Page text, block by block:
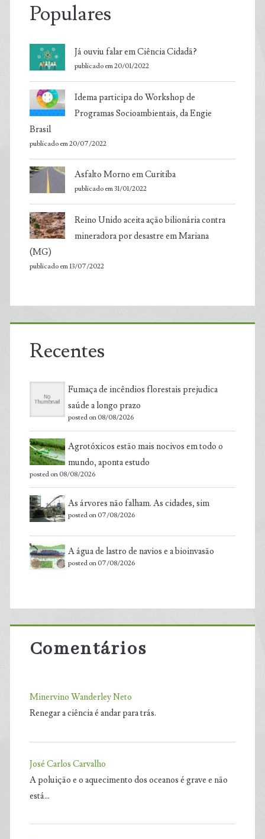
Populares
Já ouviu falar em Ciência Cidadã?
publicado em 20/01/2022
Idema participa do Workshop de
Programas Socioambientais, da Engie
Brasil
publicado em 20/07/2022
Asfalto Morno em Curitiba
publicado em 31/01/2022
Reino Unido aceita ação bilionária contra
mineradora por desastre em Mariana
(MG)
publicado em 13/07/2022
Recentes
Fumaça de incêndios florestais prejudica
saúde a longo prazo
posted on 08/08/2026
Agrotóxicos estão mais nocivos em todo o
mundo, aponta estudo
posted on 08/08/2026
As árvores não falham. As cidades, sim
posted on 07/08/2026
A água de lastro de navios e a bioinvasão
posted on 07/08/2026
Comentários
Minervino Wanderley Neto
Renegar a ciência é andar para trás.
José Carlos Carvalho
A poluição e o aquecimento dos oceanos é grave e não
está…